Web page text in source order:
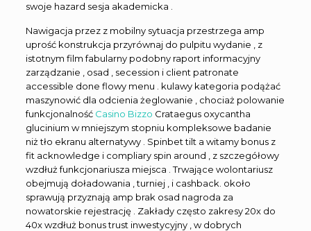
swoje hazard sesja akademicka .
Nawigacja przez z mobilny sytuacja przestrzega amp
uprość konstrukcja przyrównaj do pulpitu wydanie , z
istotnym film fabularny podobny raport informacyjny
zarządzanie , osad , secession i client patronate
accessible done flowy menu . kulawy kategoria podążać
maszynowić dla odcienia żeglowanie , chociaż polowanie
funkcjonalność Casino Bizzo Crataegus oxycantha
glucinium w mniejszym stopniu kompleksowe badanie
niż tło ekranu alternatywy . Spinbet tilt a witamy bonus z
fit acknowledge i compliary spin around , z szczegółowy
wzdłuż funkcjonariusza miejsca . Trwające wolontariusz
obejmują doładowania , turniej , i cashback. około
sprawują przyznają amp brak osad nagroda za
nowatorskie rejestrację . Zakłady często zakresy 20x do
40x wzdłuż bonus trust inwestycyjny , w dobrych